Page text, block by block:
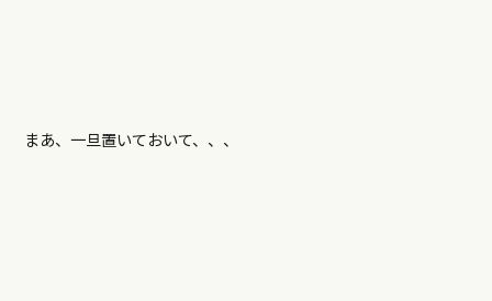
まあ、一旦置いておいて、、、